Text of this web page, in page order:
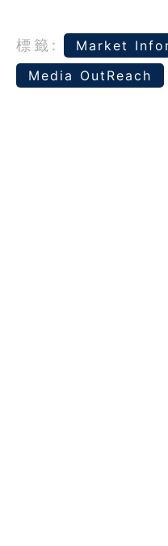
標籤:
Market
Media OutReach